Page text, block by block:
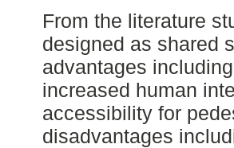
From the literature
designed as shared
advantages
increased human
accessibility for
disadvantages